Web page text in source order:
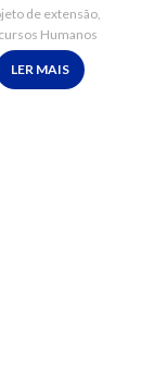
de extensão,
Humanos
LER MAIS